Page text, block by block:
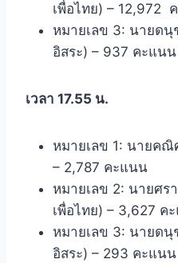
เพื่อไทย) – 12,972
หมายเลข 3: นายด
อิสระ) – 937 คะแนน
เวลา 17.55 น.
หมายเลข 1: นายคณิ
– 2,787 คะแนน
หมายเลข 2: นายศร
เพื่อไทย) – 3,627 ค
หมายเลข 3: นายด
อิสระ) – 293 คะแนน